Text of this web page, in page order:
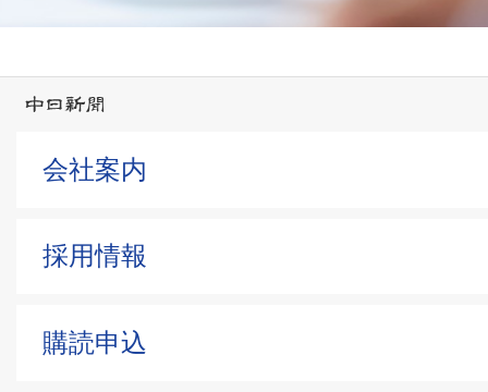
会社案内
採用情報
購読申込